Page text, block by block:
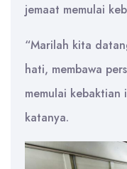
jemaat memulai
“Marilah kita
hati, membawa
memulai kebaktian
katanya.